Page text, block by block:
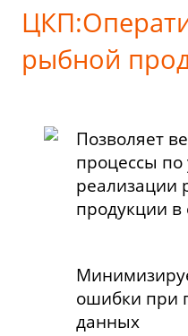
рыбной
Позволяет
процессы по
реализации
продукции в
ошибки при
данных